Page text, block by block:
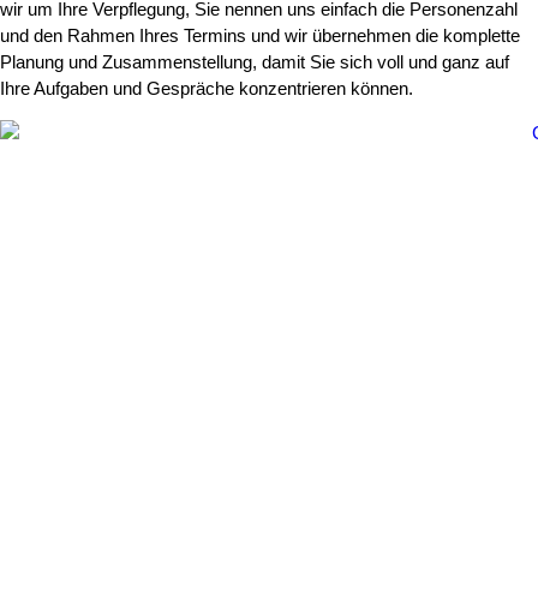
wir um Ihre Verpflegung, Sie nennen uns einfach die Personenzahl
und den Rahmen Ihres Termins und wir übernehmen die komplette
Planung und Zusammenstellung, damit Sie sich voll und ganz auf
Ihre Aufgaben und Gespräche konzentrieren können.